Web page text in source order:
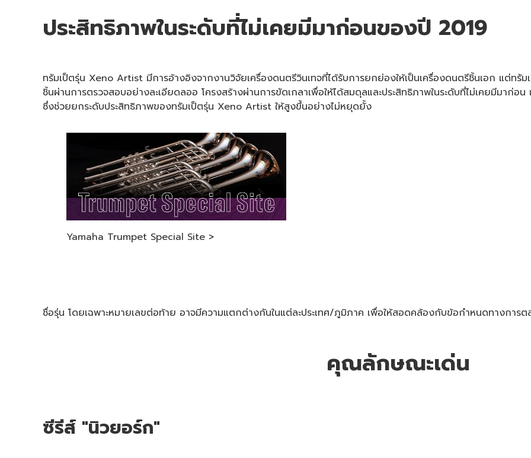
ประสิทธิภาพในระดับที่ไม่เคยมีมาก่อนของปี 2019
ทรัมเป็ตรุ่น Xeno Artist มีการอ้างอิงจากงานวิจัยเครื่องดนตรีวินเทจที่ได้รับการยกย่องให้เป็นเครื่องดนตรีชิ้นเอก แต่ทรั
ชิ้นผ่านการตรวจสอบอย่างละเอียดลออ โครงสร้างผ่านการขัดเกลาเพื่อให้ได้สมดุลและประสิทธิภาพในระดับที่ไม่เคยมีมาก่
ซึ่งช่วยยกระดับประสิทธิภาพของทรัมเป็ตรุ่น Xeno Artist ให้สูงขึ้นอย่างไม่หยุดยั้ง
Yamaha Trumpet Special Site >
ชื่อรุ่น โดยเฉพาะหมายเลขต่อท้าย อาจมีความแตกต่างกันในแต่ละประเทศ/ภูมิภาค เพื่อให้สอดคล้องกับข้อกำหนดทางการ
คุณลักษณะเด่น
ซีรีส์ "นิวยอร์ก"